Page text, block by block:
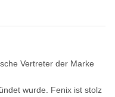
Vertreter der Marke
wurde. Fenix ist stolz